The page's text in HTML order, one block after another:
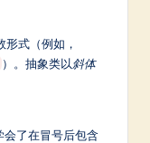
式（例如，
）。抽象类以斜体
会了在冒号后包含